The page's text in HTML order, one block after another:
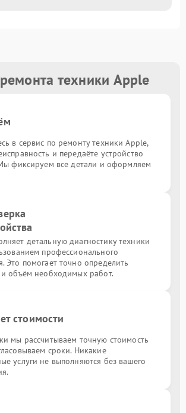
техники Apple
в сервис по ремонту техники Apple,
и передаёте устройство
фиксируем все детали и оформляем
детальную диагностику техники
профессионального
Это помогает точно определить
объём необходимых работ.
стоимости
мы рассчитываем точную стоимость
сроки. Никакие
услуги не выполняются без вашего